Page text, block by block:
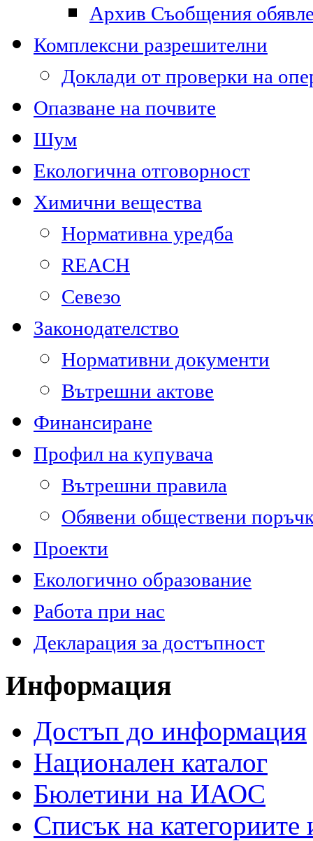
Архив Съобщения
Комплексни разрешителни
Доклади от проверки на
Опазване на почвите
Шум
Екологична отговорност
Химични вещества
Нормативна уредба
REACH
Севезо
Законодателство
Нормативни документи
Вътрешни актове
Финансиране
Профил на купувача
Вътрешни правила
Обявени обществени
Проекти
Екологично образование
Работа при нас
Декларация за достъпност
Информация
Достъп до информация
Национален каталог
Бюлетини на ИАОС
Списък на